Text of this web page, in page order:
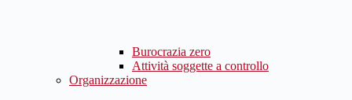
Burocrazia zero
Attività soggette a controllo
Organizzazione